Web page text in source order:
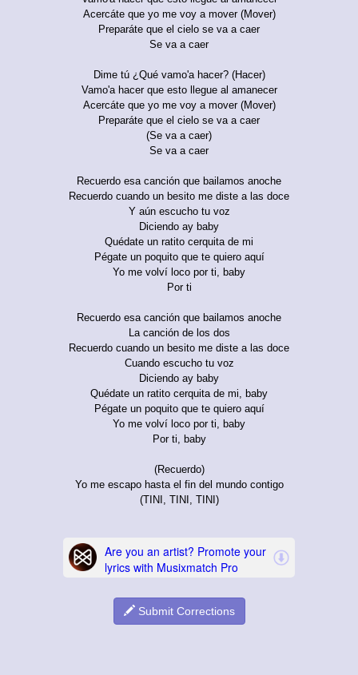
Acercáte que yo me voy a mover (Mover)
Preparáte que el cielo se va a caer
Se va a caer
Dime tú ¿Qué vamo'a hacer? (Hacer)
Vamo'a hacer que esto llegue al amanecer
Acercáte que yo me voy a mover (Mover)
Preparáte que el cielo se va a caer
(Se va a caer)
Se va a caer
Recuerdo esa canción que bailamos anoche
Recuerdo cuando un besito me diste a las doce
Y aún escucho tu voz
Diciendo ay baby
Quédate un ratito cerquita de mi
Pégate un poquito que te quiero aquí
Yo me volví loco por ti, baby
Por ti
Recuerdo esa canción que bailamos anoche
La canción de los dos
Recuerdo cuando un besito me diste a las doce
Cuando escucho tu voz
Diciendo ay baby
Quédate un ratito cerquita de mi, baby
Pégate un poquito que te quiero aquí
Yo me volví loco por ti, baby
Por ti, baby
(Recuerdo)
Yo me escapo hasta el fin del mundo contigo
(TINI, TINI, TINI)
Submit Corrections